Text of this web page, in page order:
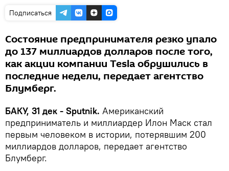
Подписаться
Состояние предпринимателя резко упало
до 137 миллиардов долларов после того,
как акции компании Tesla обрушились в
последние недели, передает агентство
Блумберг.
БАКУ, 31 дек - Sputnik. Американский
предприниматель и миллиардер Илон Маск стал
первым человеком в истории, потерявшим 200
миллиардов долларов, передает агентство
Блумберг.